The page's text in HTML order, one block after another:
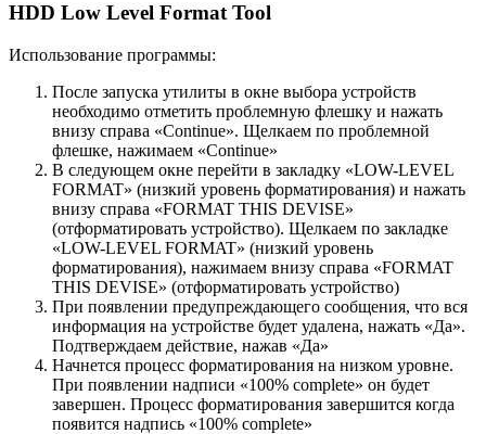
HDD Low Level Format Tool
Использование программы:
После запуска утилиты в окне выбора устройств
необходимо отметить проблемную флешку и нажать
внизу справа «Continue». Щелкаем по проблемной
флешке, нажимаем «Continue»
В следующем окне перейти в закладку «LOW-LEVEL
FORMAT» (низкий уровень форматирования) и нажать
внизу справа «FORMAT THIS DEVISE»
(отформатировать устройство). Щелкаем по закладке
«LOW-LEVEL FORMAT» (низкий уровень
форматирования), нажимаем внизу справа «FORMAT
THIS DEVISE» (отформатировать устройство)
При появлении предупреждающего сообщения, что вся
информация на устройстве будет удалена, нажать «Да».
Подтверждаем действие, нажав «Да»
Начнется процесс форматирования на низком уровне.
При появлении надписи «100% complete» он будет
завершен. Процесс форматирования завершится когда
появится надпись «100% complete»